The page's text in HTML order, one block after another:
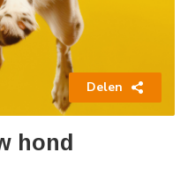
Delen
hond